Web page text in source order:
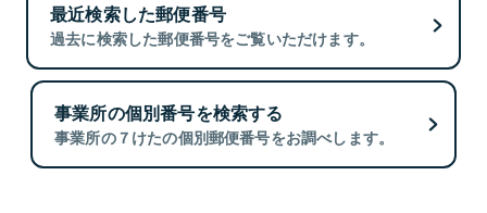
最近検索した郵便番号
過去に検索した郵便番号をご覧いただけます。
事業所の個別番号を検索する
事業所の７けたの個別郵便番号をお調べします。